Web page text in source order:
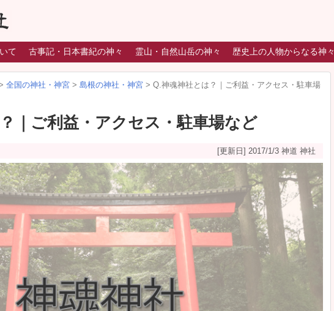
て 古事記・日本書紀の神々 霊山・自然山岳の神々 歴史上の人物からなる神々
全国の神社・神宮 > 島根の神社・神宮 > Q.神魂神社とは？｜ご利益・アクセス・駐車場
｜ご利益・アクセス・駐車場など
[更新日] 2017/1/3 神道 神社